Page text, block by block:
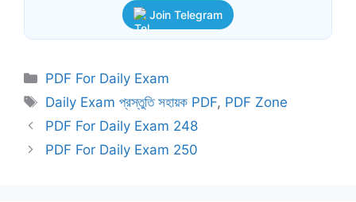
Join Telegram
Categories
PDF For Daily Exam
Tags
Daily Exam প্রস্তুতি সহায়ক PDF, PDF Zone
PDF For Daily Exam 248
PDF For Daily Exam 250